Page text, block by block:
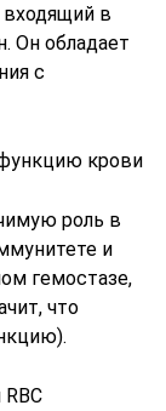
в
Он обладает
с
крови
роль в
и
гемостазе,
что